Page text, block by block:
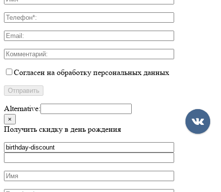
Согласен на обработку персональных данных
Alternative:
×
Получить скидку в день рождения